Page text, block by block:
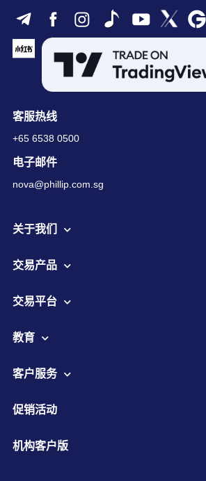
客服热线
+65 6538 0500
电子邮件
nova@phillip.com.sg
关于我们
交易产品
交易平台
教育
客户服务
促销活动
机构客户版